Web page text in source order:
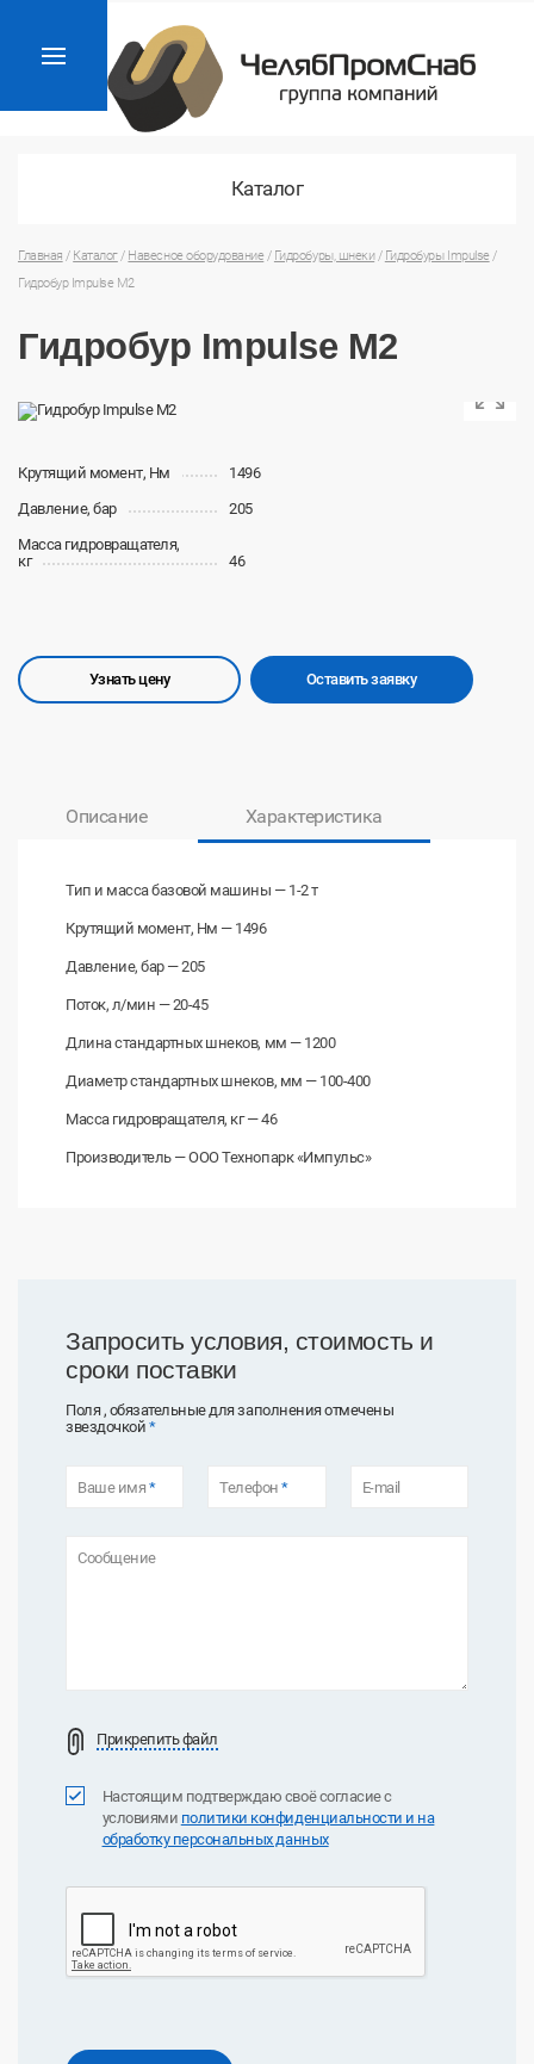
Каталог
Главная / Каталог/ Навесное оборудование / Гидробуры, шнеки/ Гидробуры Impulse /
Гидробур Impulse М2
Гидробур Impulse М2
Крутящий момент, Нм
1496
Давление, бар
205
Масса гидровращателя,
кг
46
Узнать цену Оставить заявку
Описание Характеристика
Тип и масса базовой машины — 1-2 т
Крутящий момент, Нм — 1496
Давление, бар — 205
Поток, л/мин — 20-45
Длина стандартных шнеков, мм — 1200
Диаметр стандартных шнеков, мм — 100-400
Масса гидровращателя, кг — 46
Производитель — ООО Технопарк «Импульс»
Запросить условия, стоимость и
сроки поставки
Поля , обязательные для заполнения отмечены
звездочкой *
Ваше имя * Телефон* E-mail
Сообщение
Прикрепить файл
Настоящим подтверждаю своё согласие с
условиями политики конфиденциальноcти и на
обработку персональных данных